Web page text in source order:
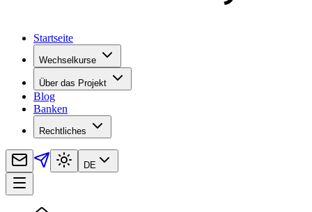
Startseite
Wechselkurse
Über das Projekt
Blog
Banken
Rechtliches
DE